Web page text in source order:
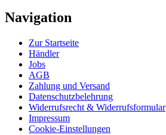
Navigation
Zur Startseite
Händler
Jobs
AGB
Zahlung und Versand
Datenschutzbelehrung
Widerrufsrecht & Widerrufsformular
Impressum
Cookie-Einstellungen